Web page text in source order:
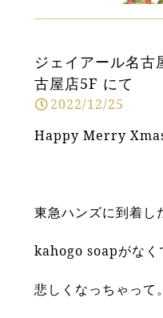
ジェイアール名古
古屋店5F にて
2022/12/25
Happy Merry
東急ハンズに到着し
kahogo soapがなく
悲しくなっちゃって。